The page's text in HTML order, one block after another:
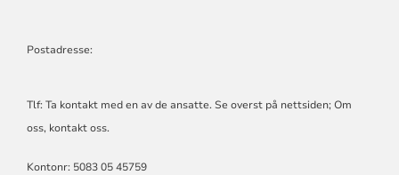
Postadresse:
Tlf: Ta kontakt med en av de ansatte. Se overst på nettsiden; Om
oss, kontakt oss.
Kontonr: 5083 05 45759